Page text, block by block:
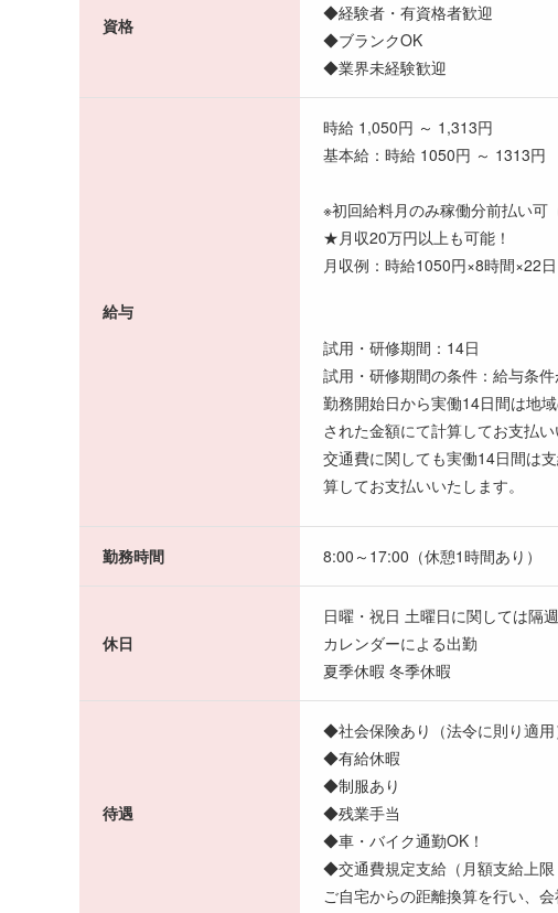
資格
◆経験者・有資格者歓迎
◆ブランクOK
◆業界未経験歓迎
給与
時給 1,050円 ～ 1,313円
基本給：時給 1050円 ～ 1313円
※初回給料月のみ稼働分前払い可
★月収20万円以上も可能！
月収例：時給1050円×8時間×22
試用・研修期間：14日
試用・研修期間の条件：給与条件
勤務開始日から実働14日間は地
された金額にて計算してお支払い
交通費に関しても実働14日間は
算してお支払いいたします。
勤務時間 8:00～17:00（休憩1時間あり）
休日
日曜・祝日 土曜日に関しては隔
カレンダーによる出勤
夏季休暇 冬季休暇
待遇
◆社会保険あり（法令に則り適用
◆有給休暇
◆制服あり
◆残業手当
◆車・バイク通勤OK！
◆交通費規定支給（月額支給上限
ご自宅からの距離換算を行い、